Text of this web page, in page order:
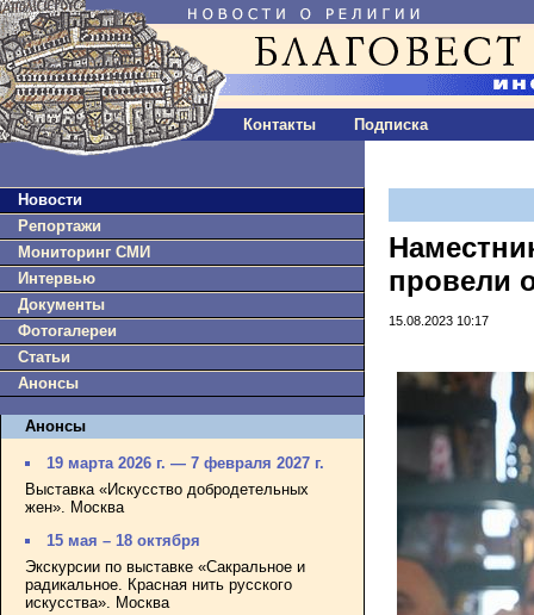
Контакты Подписка
Новости
Репортажи
Мониторинг СМИ
Интервью
Документы
Фотогалереи
Статьи
Анонсы
Анонсы
19 марта 2026 г. — 7 февраля 2027 г.
Выставка «Искусство добродетельных
жен». Москва
15 мая – 18 октября
Экскурсии по выставке «Сакральное и
радикальное. Красная нить русского
искусства». Москва
провели
15.08.2023 10:17